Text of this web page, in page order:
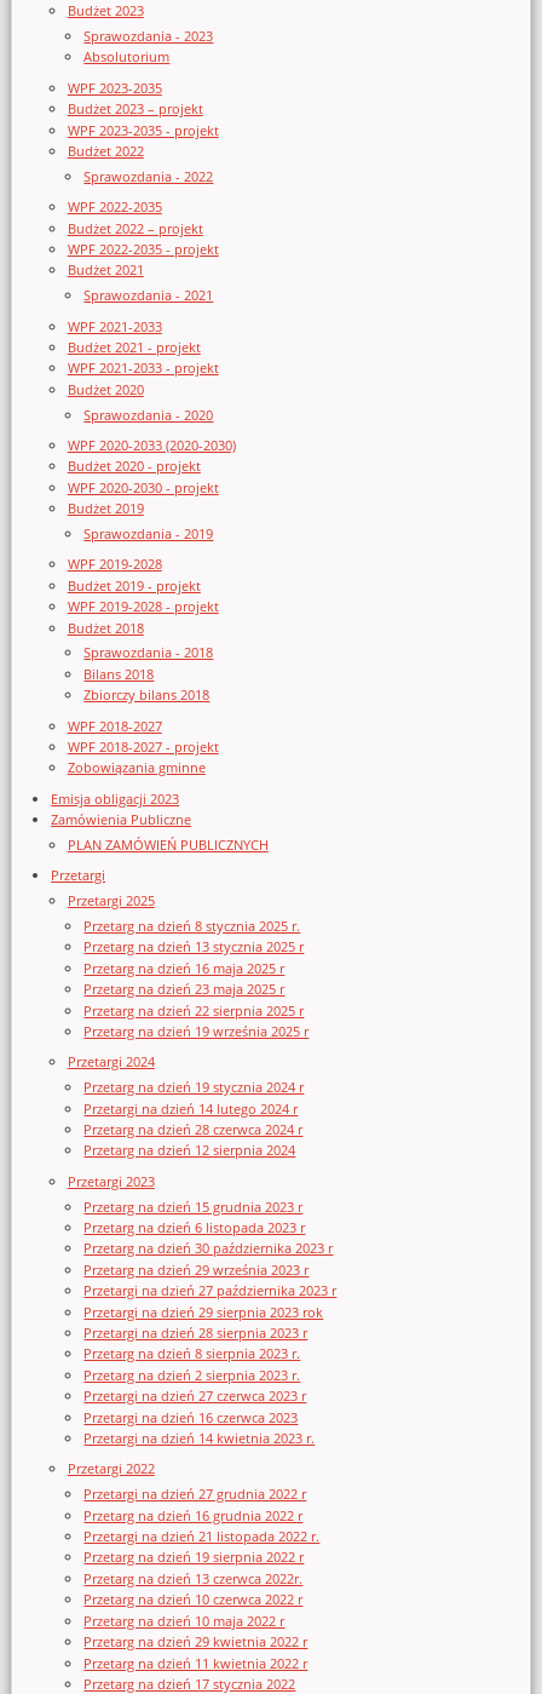
Budżet 2023
Sprawozdania - 2023
Absolutorium
WPF 2023-2035
Budżet 2023 – projekt
WPF 2023-2035 - projekt
Budżet 2022
Sprawozdania - 2022
WPF 2022-2035
Budżet 2022 – projekt
WPF 2022-2035 - projekt
Budżet 2021
Sprawozdania - 2021
WPF 2021-2033
Budżet 2021 - projekt
WPF 2021-2033 - projekt
Budżet 2020
Sprawozdania - 2020
WPF 2020-2033 (2020-2030)
Budżet 2020 - projekt
WPF 2020-2030 - projekt
Budżet 2019
Sprawozdania - 2019
WPF 2019-2028
Budżet 2019 - projekt
WPF 2019-2028 - projekt
Budżet 2018
Sprawozdania - 2018
Bilans 2018
Zbiorczy bilans 2018
WPF 2018-2027
WPF 2018-2027 - projekt
Zobowiązania gminne
Emisja obligacji 2023
Zamówienia Publiczne
PLAN ZAMÓWIEŃ PUBLICZNYCH
Przetargi
Przetargi 2025
Przetarg na dzień 8 stycznia 2025 r.
Przetarg na dzień 13 stycznia 2025 r
Przetarg na dzień 16 maja 2025 r
Przetarg na dzień 23 maja 2025 r
Przetarg na dzień 22 sierpnia 2025 r
Przetarg na dzień 19 września 2025 r
Przetargi 2024
Przetarg na dzień 19 stycznia 2024 r
Przetargi na dzień 14 lutego 2024 r
Przetarg na dzień 28 czerwca 2024 r
Przetarg na dzień 12 sierpnia 2024
Przetargi 2023
Przetarg na dzień 15 grudnia 2023 r
Przetarg na dzień 6 listopada 2023 r
Przetarg na dzień 30 października 2023 r
Przetarg na dzień 29 września 2023 r
Przetargi na dzień 27 października 2023 r
Przetargi na dzień 29 sierpnia 2023 rok
Przetargi na dzień 28 sierpnia 2023 r
Przetarg na dzień 8 sierpnia 2023 r.
Przetarg na dzień 2 sierpnia 2023 r.
Przetargi na dzień 27 czerwca 2023 r
Przetargi na dzień 16 czerwca 2023
Przetargi na dzień 14 kwietnia 2023 r.
Przetargi 2022
Przetargi na dzień 27 grudnia 2022 r
Przetarg na dzień 16 grudnia 2022 r
Przetargi na dzień 21 listopada 2022 r.
Przetarg na dzień 19 sierpnia 2022 r
Przetarg na dzień 13 czerwca 2022r.
Przetarg na dzień 10 czerwca 2022 r
Przetarg na dzień 10 maja 2022 r
Przetarg na dzień 29 kwietnia 2022 r
Przetarg na dzień 11 kwietnia 2022 r
Przetarg na dzień 17 stycznia 2022